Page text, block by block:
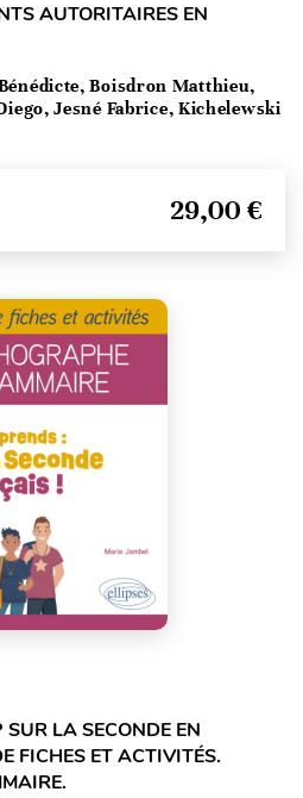
AUTORITAIRES EN
Boisdron Matthieu,
Jesné Fabrice, Kichelewski
29,00 €
LA SECONDE EN
FICHES ET ACTIVITÉS.